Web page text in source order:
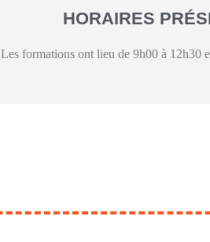
HORAIRES
Les formations ont lieu de 9h00 à 12h30